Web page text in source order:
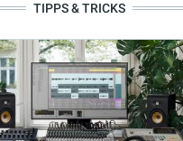
TIPPS & TRICKS